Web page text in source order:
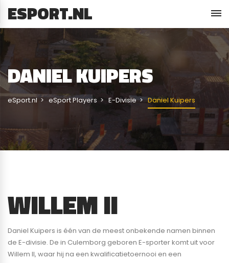
ESPORT.NL
DANIEL KUIPERS
eSport.nl eSport Players E-Divisie Daniel Kuipers
WILLEM II
Daniel Kuipers is één van de meest onbekende namen binnen
de E-divisie. De in Culemborg geboren E-sporter komt uit voor
Willem II, waar hij na een kwalificatietoernooi en een